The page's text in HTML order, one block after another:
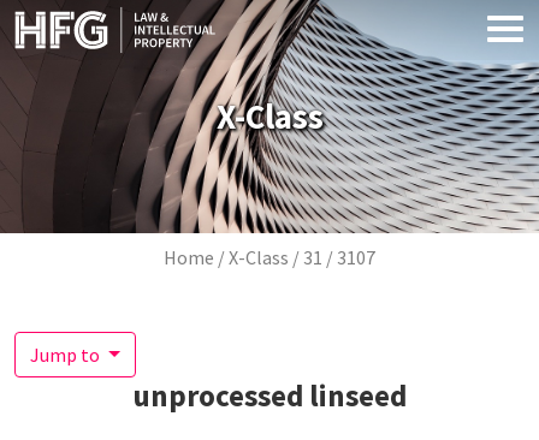
Skip to main content
X-Class
Breadcrumb
Home X-Class 31 3107
Jump to
unprocessed linseed